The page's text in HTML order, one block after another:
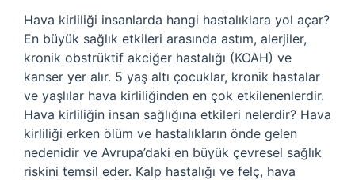
Hava kirliliği insanlarda hangi hastalıklara yol açar?
En büyük sağlık etkileri arasında astım, alerjiler,
kronik obstrüktif akciğer hastalığı (KOAH) ve
kanser yer alır. 5 yaş altı çocuklar, kronik hastalar
ve yaşlılar hava kirliliğinden en çok etkilenenlerdir.
Hava kirliliğin insan sağlığına etkileri nelerdir? Hava
kirliliği erken ölüm ve hastalıkların önde gelen
nedenidir ve Avrupa’daki en büyük çevresel sağlık
riskini temsil eder. Kalp hastalığı ve felç, hava